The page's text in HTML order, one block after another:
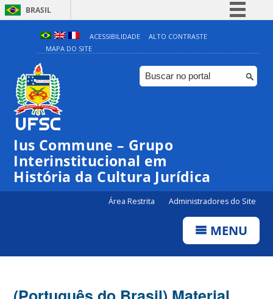
BRASIL
Simplifique!
Comunica BR
Participe
ACESSIBILIDADE
ALTO CONTRASTE
MAPA DO SITE
Ius Commune – Grupo
Interinstitucional em
História da Cultura Jurídica
Área Restrita Administradores do Site
MENU